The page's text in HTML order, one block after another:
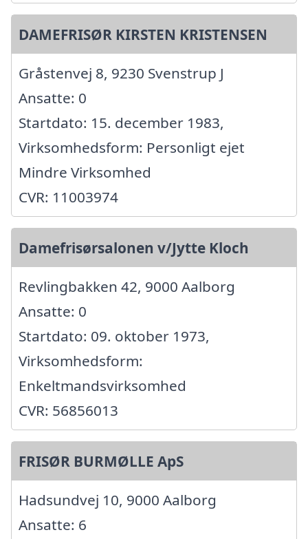
DAMEFRISØR KIRSTEN KRISTENSEN
Gråstenvej 8, 9230 Svenstrup J
Ansatte: 0
Startdato: 15. december 1983,
Virksomhedsform: Personligt ejet
Mindre Virksomhed
CVR: 11003974
Damefrisørsalonen v/Jytte Kloch
Revlingbakken 42, 9000 Aalborg
Ansatte: 0
Startdato: 09. oktober 1973,
Virksomhedsform:
Enkeltmandsvirksomhed
CVR: 56856013
FRISØR BURMØLLE ApS
Hadsundvej 10, 9000 Aalborg
Ansatte: 6